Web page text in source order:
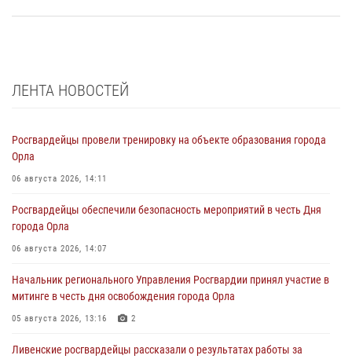
ЛЕНТА НОВОСТЕЙ
Росгвардейцы провели тренировку на объекте образования города
Орла
06 августа 2026, 14:11
Росгвардейцы обеспечили безопасность мероприятий в честь Дня
города Орла
06 августа 2026, 14:07
Начальник регионального Управления Росгвардии принял участие в
митинге в честь дня освобождения города Орла
05 августа 2026, 13:16 2
Ливенские росгвардейцы рассказали о результатах работы за